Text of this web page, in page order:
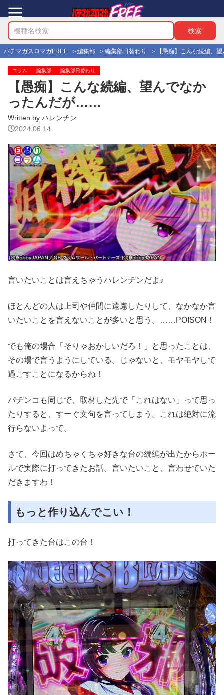
パチマガスロマガFREE 編集部 編集部日替わり 【愚痴】こんな続編、
コラム 編集部 編集部日替わり
【愚痴】こんな続編、望んでなか
ったんだが……
Written by ハレンチン
2024.06.14
言いたいことは言えちゃうハレンチンだよ♪
ほとんどの人は上司や仲間に遠慮したりして、なかなか言
いたいことを言えないことが多いと思う。……POISON！
でも俺の場合「そりゃおかしいだろ！」と思ったことは、
その場で言うようにしている。じゃないと、モヤモヤして
過ごすことになるからね！
パチンコも同じで、取材した先で「これはない」って思っ
たりすると、すーぐ文句を言ってしまう。これは絶対に流
行らないよって。
さて、今回はめちゃくちゃ好きな台の続編が出たからホー
ルで実際に打ってきたお話。言いたいこと、言わせていた
だきますわ！
もっと作り込んでこい！
打ってきた台はこの台！